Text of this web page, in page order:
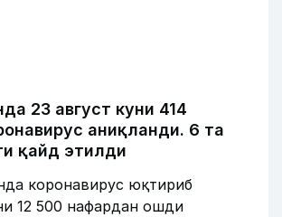
23 август куни 414
аниқланди. 6 та
қайд этилди